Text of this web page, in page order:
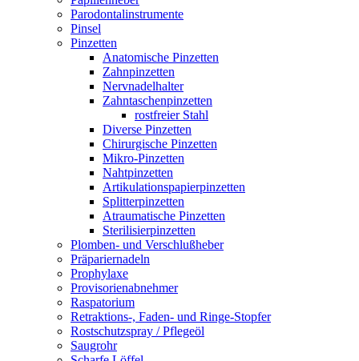
Parodontalinstrumente
Pinsel
Pinzetten
Anatomische Pinzetten
Zahnpinzetten
Nervnadelhalter
Zahntaschenpinzetten
rostfreier Stahl
Diverse Pinzetten
Chirurgische Pinzetten
Mikro-Pinzetten
Nahtpinzetten
Artikulationspapierpinzetten
Splitterpinzetten
Atraumatische Pinzetten
Sterilisierpinzetten
Plomben- und Verschlußheber
Präpariernadeln
Prophylaxe
Provisorienabnehmer
Raspatorium
Retraktions-, Faden- und Ringe-Stopfer
Rostschutzspray / Pflegeöl
Saugrohr